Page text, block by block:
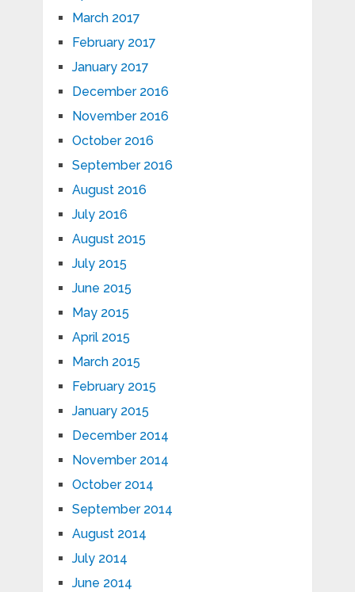
March 2017
February 2017
January 2017
December 2016
November 2016
October 2016
September 2016
August 2016
July 2016
August 2015
July 2015
June 2015
May 2015
April 2015
March 2015
February 2015
January 2015
December 2014
November 2014
October 2014
September 2014
August 2014
July 2014
June 2014